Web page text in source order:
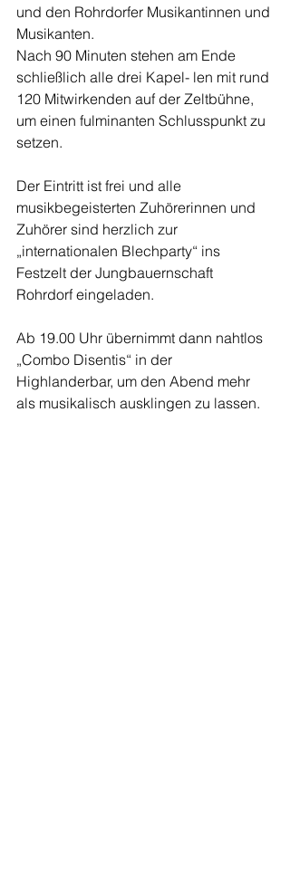
und den Rohrdorfer Musikantinnen und
Musikanten.
Nach 90 Minuten stehen am Ende
schließlich alle drei Kapel- len mit rund
120 Mitwirkenden auf der Zeltbühne,
um einen fulminanten Schlusspunkt zu
setzen.
Der Eintritt ist frei und alle
musikbegeisterten Zuhörerinnen und
Zuhörer sind herzlich zur
„internationalen Blechparty“ ins
Festzelt der Jungbauernschaft
Rohrdorf eingeladen.
Ab 19.00 Uhr übernimmt dann nahtlos
„Combo Disentis“ in der
Highlanderbar, um den Abend mehr
als musikalisch ausklingen zu lassen.